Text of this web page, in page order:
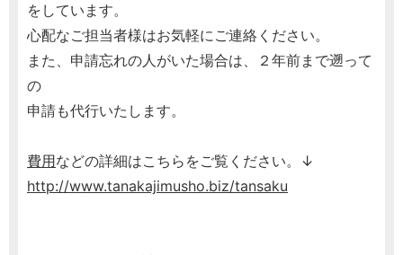
をしています。
心配なご担当者様はお気軽にご連絡ください。
また、申請忘れの人がいた場合は、２年前まで遡って
の
申請も代行いたします。
費用などの詳細はこちらをご覧ください。↓
http://www.tanakajimusho.biz/tansaku